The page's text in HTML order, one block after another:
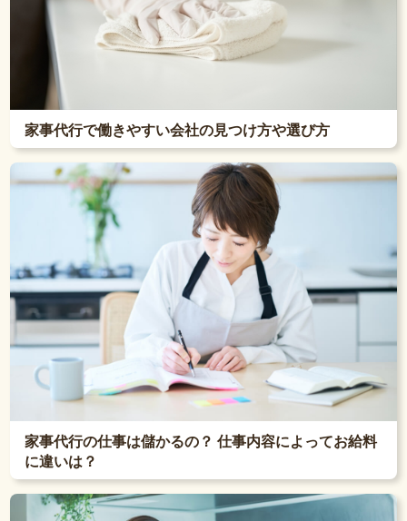
家事代行で働きやすい会社の見つけ方や選び方
家事代行の仕事は儲かるの？ 仕事内容によってお給料
に違いは？